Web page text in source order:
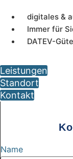
digitales &
Immer für
DATEV-
Leistungen
Standort
Kontakt
Name